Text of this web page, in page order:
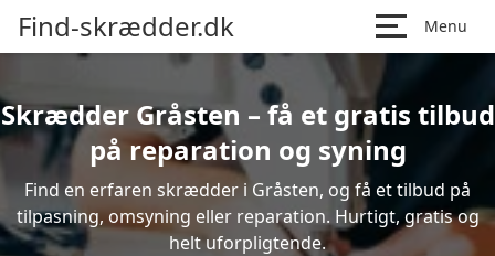
Find-skrædder.dk Menu
Skrædder Gråsten – få et gratis tilbud
på reparation og syning
Find en erfaren skrædder i Gråsten, og få et tilbud på
tilpasning, omsyning eller reparation. Hurtigt, gratis og
helt uforpligtende.